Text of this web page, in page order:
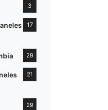
3
17
29
21
29